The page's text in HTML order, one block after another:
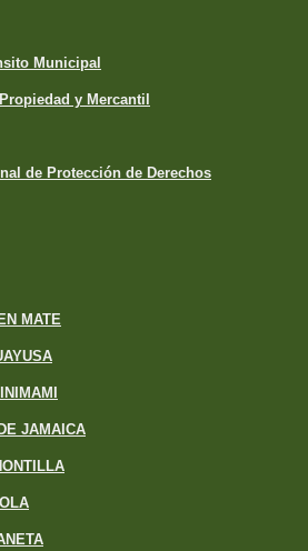
Municipal
y Mercantil
de Protección de Derechos
MATE
JAMAICA